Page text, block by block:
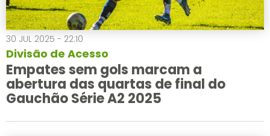
30 JUL 2025 - 22:10
Divisão de Acesso
Empates sem gols marcam a
abertura das quartas de final do
Gauchão Série A2 2025